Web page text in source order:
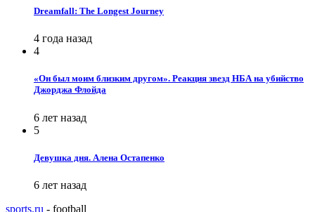
Dreamfall: The Longest Journey
4 года назад
4
«Он был моим близким другом». Реакция звезд НБА на убийство
Джорджа Флойда
6 лет назад
5
Девушка дня. Алена Остапенко
6 лет назад
sports.ru - football